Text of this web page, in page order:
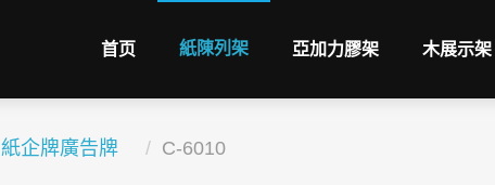
首页 紙陳列架 亞加力膠架 木展示架
紙企牌廣告牌 C-6010